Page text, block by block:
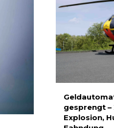
gesprengt –
Explosion,